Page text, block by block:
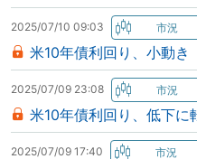
2025/07/10 09:03
米10年債利回り、小動
2025/07/09 23:08
米10年債利回り、低下
2025/07/09 17:40